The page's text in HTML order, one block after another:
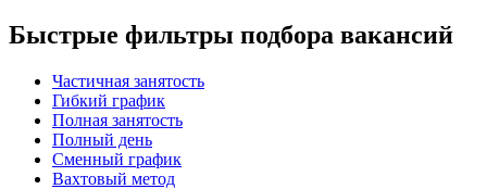
Быстрые фильтры подбора вакансий
Частичная занятость
Гибкий график
Полная занятость
Полный день
Сменный график
Вахтовый метод